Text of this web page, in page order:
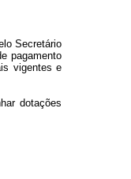
Secretário
pagamento
vigentes e
dotações